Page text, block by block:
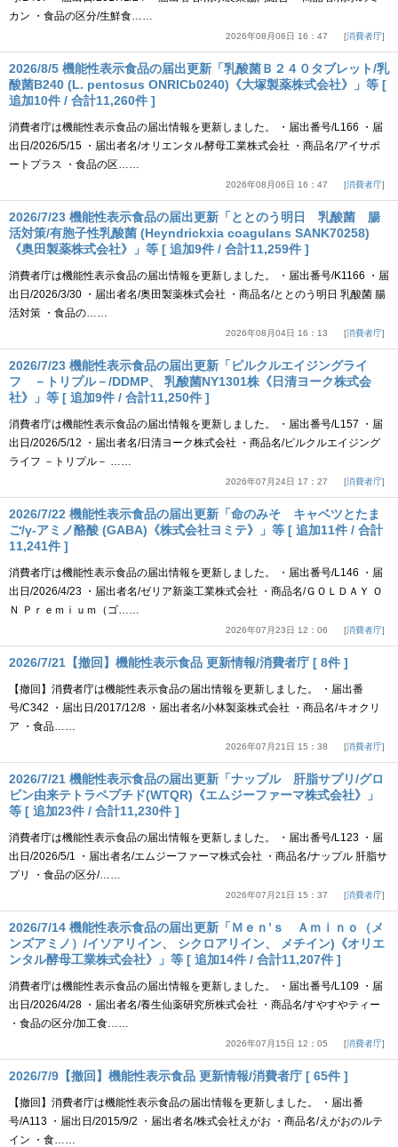
カン ・食品の区分/生鮮食……
2026年08月06日 16：47 消費者庁
2026/8/5 機能性表示食品の届出更新「乳酸菌Ｂ２４０タブレット/乳
酸菌B240 (L. pentosus ONRICb0240)《大塚製薬株式会社》」等 [
追加10件 / 合計11,260件 ]
消費者庁は機能性表示食品の届出情報を更新しました。 ・届出番号/L166 ・届
出日/2026/5/15 ・届出者名/オリエンタル酵母工業株式会社 ・商品名/アイサポ
ートプラス ・食品の区……
2026年08月06日 16：47 消費者庁
2026/7/23 機能性表示食品の届出更新「ととのう明日 乳酸菌 腸
活対策/有胞子性乳酸菌 (Heyndrickxia coagulans SANK70258)
《奥田製薬株式会社》」等 [ 追加9件 / 合計11,259件 ]
消費者庁は機能性表示食品の届出情報を更新しました。 ・届出番号/K1166 ・届
出日/2026/3/30 ・届出者名/奥田製薬株式会社 ・商品名/ととのう明日 乳酸菌 腸
活対策 ・食品の……
2026年08月04日 16：13 消費者庁
2026/7/23 機能性表示食品の届出更新「ピルクルエイジングライ
フ －トリプル－/DDMP、 乳酸菌NY1301株《日清ヨーク株式会
社》」等 [ 追加9件 / 合計11,250件 ]
消費者庁は機能性表示食品の届出情報を更新しました。 ・届出番号/L157 ・届
出日/2026/5/12 ・届出者名/日清ヨーク株式会社 ・商品名/ピルクルエイジング
ライフ －トリプル－ ……
2026年07月24日 17：27 消費者庁
2026/7/22 機能性表示食品の届出更新「命のみそ キャベツとたま
ご/γ-アミノ酪酸 (GABA)《株式会社ヨミテ》」等 [ 追加11件 / 合計
11,241件 ]
消費者庁は機能性表示食品の届出情報を更新しました。 ・届出番号/L146 ・届
出日/2026/4/23 ・届出者名/ゼリア新薬工業株式会社 ・商品名/ＧＯＬＤＡＹ Ｏ
Ｎ Ｐｒｅｍｉｕｍ（ゴ……
2026年07月23日 12：06 消費者庁
2026/7/21【撤回】機能性表示食品 更新情報/消費者庁 [ 8件 ]
【撤回】消費者庁は機能性表示食品の届出情報を更新しました。 ・届出番
号/C342 ・届出日/2017/12/8 ・届出者名/小林製薬株式会社 ・商品名/キオクリ
ア ・食品……
2026年07月21日 15：38 消費者庁
2026/7/21 機能性表示食品の届出更新「ナップル 肝脂サプリ/グロ
ビン由来テトラペプチド(WTQR)《エムジーファーマ株式会社》」
等 [ 追加23件 / 合計11,230件 ]
消費者庁は機能性表示食品の届出情報を更新しました。 ・届出番号/L123 ・届
出日/2026/5/1 ・届出者名/エムジーファーマ株式会社 ・商品名/ナップル 肝脂サ
プリ ・食品の区分/……
2026年07月21日 15：37 消費者庁
2026/7/14 機能性表示食品の届出更新「Ｍｅｎ’ｓ Ａｍｉｎｏ（メ
ンズアミノ）/イソアリイン、 シクロアリイン、 メチイン)《オリエ
ンタル酵母工業株式会社》」等 [ 追加14件 / 合計11,207件 ]
消費者庁は機能性表示食品の届出情報を更新しました。 ・届出番号/L109 ・届
出日/2026/4/28 ・届出者名/養生仙薬研究所株式会社 ・商品名/すやすやティー
・食品の区分/加工食……
2026年07月15日 12：05 消費者庁
2026/7/9【撤回】機能性表示食品 更新情報/消費者庁 [ 65件 ]
【撤回】消費者庁は機能性表示食品の届出情報を更新しました。 ・届出番
号/A113 ・届出日/2015/9/2 ・届出者名/株式会社えがお ・商品名/えがおのルテ
イン ・食……